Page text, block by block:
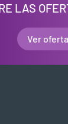
LAS
Ver